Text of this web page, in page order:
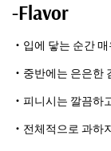
-Flavor
・입에 닿는 순간
・중반에는 은은한
・피니시는 깔끔하
・전체적으로 과하